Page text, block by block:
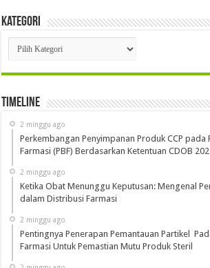
Kategori
Kategori
Timeline
2 minggu ago
Perkembangan Penyimpanan Produk CCP pada
Farmasi (PBF) Berdasarkan Ketentuan CDOB
2 minggu ago
Ketika Obat Menunggu Keputusan: Mengenal
dalam Distribusi Farmasi
2 minggu ago
Pentingnya Penerapan Pemantauan Partikel
Farmasi Untuk Pemastian Mutu Produk Steril